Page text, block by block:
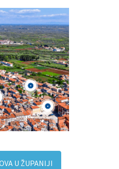
U ŽUPANIJI